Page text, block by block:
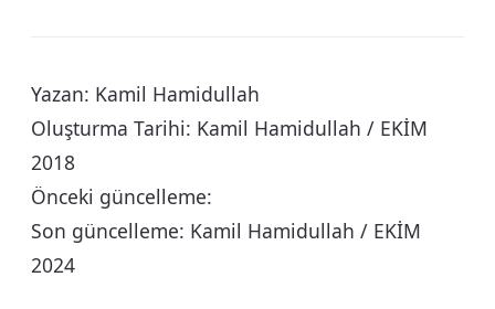
Yazan: Kamil Hamidullah
Oluşturma Tarihi: Kamil Hamidullah / EKİM
2018
Önceki güncelleme:
Son güncelleme: Kamil Hamidullah / EKİM
2024